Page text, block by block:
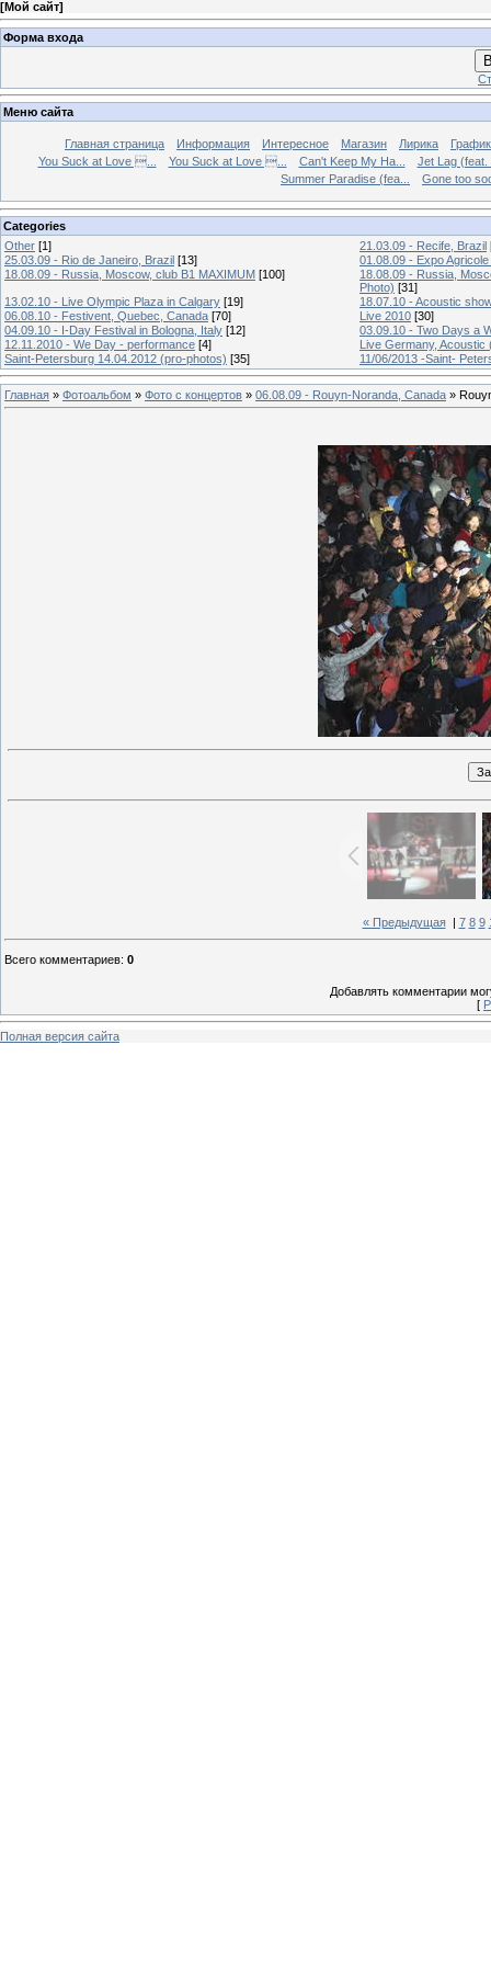
[Мой сайт]
Форма входа
Меню сайта
Главная страница Информация Интересное Магазин Лирика
You Suck at Love ...
You Suck at Love ... Can't Keep My Ha...
Jet Lag (feat.
Summer Paradise (fea...
Gone too
Categories
Other [1] 21.03.09 - Recife, Brazil
25.03.09 - Rio de Janeiro, Brazil [13]
01.08.09 - Expo
18.08.09 - Russia, Moscow, club B1 MAXIMUM [100]
18.08.09 - Russia,
Photo) [31]
13.02.10 - Live Olympic Plaza in Calgary [19]
18.07.10 - Acoustic
06.08.10 - Festivent, Quebec, Canada [70] Live 2010 [30]
04.09.10 - I-Day Festival in Bologna, Italy [12]
03.09.10 - Two Days a
12.11.2010 - We Day - performance [4]
Live Germany, Acoustic
Saint-Petersburg 14.04.2012 (pro-photos) [35] 11/06/2013 -Saint-
Главная » Фотоальбом » Фото с концертов » 06.08.09 - Rouyn-Noranda, Canada »
« Предыдущая| 7 8 9
Всего комментариев: 0
Добавлять комментарии
[
Полная версия сайта